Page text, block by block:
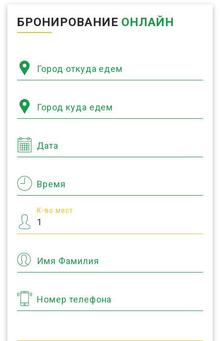
БРОНИРОВАНИЕ ОНЛАЙН
Город откуда едем
Город куда едем
Дата
Время
К-во мест
Имя Фамилия
Номер телефона